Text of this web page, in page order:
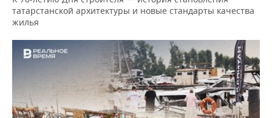
татарстанской архитектуры и новые стандарты качества
жилья